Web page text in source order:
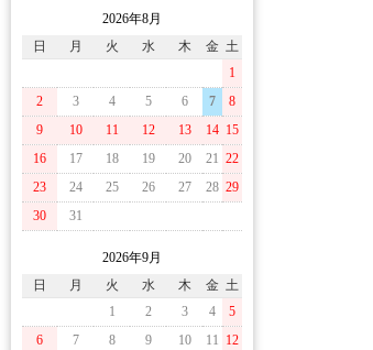
2026年8月
日
月 火 水 木 金 土
1
2
3 4 5 6 7
8
9
10 11 12 13 14 15
16
17 18 19 20 21 22
23
24 25 26 27 28 29
30
31
2026年9月
日
月 火 水 木 金 土
1
2 3 4
5
6
7 8 9 10 11 12